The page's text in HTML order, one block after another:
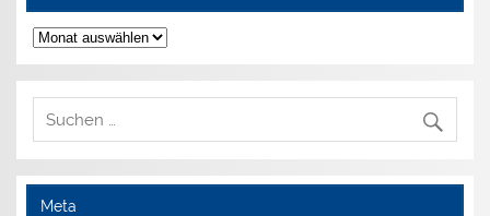
Archiv
Meta